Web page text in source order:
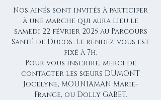
Nos ainés sont invités à participer
à une marche qui aura lieu le
samedi 22 février 2025 au Parcours
Santé de Ducos. Le rendez-vous est
fixé à 7h.
Pour vous inscrire, merci de
contacter les sœurs DUMONT
Jocelyne, MOUNIAMAN Marie-
France, ou Dolly GABET.